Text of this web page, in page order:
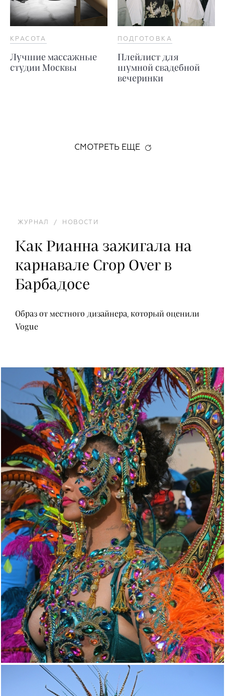
КРАСОТА
Лучшие массажные
студии Москвы
ПОДГОТОВКА
Плейлист для
шумной свадебной
вечеринки
СМОТРЕТЬ ЕЩЕ
ЖУРНАЛ / НОВОСТИ
Как Рианна зажигала на
карнавале Crop Over в
Барбадосе
Образ от местного дизайнера, который оценили
Vogue